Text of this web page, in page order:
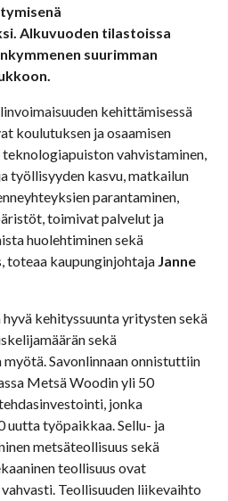
Alkuvuoden tilastoissa
suurimman
kehittämisessä
koulutuksen ja osaamisen
vahvistaminen,
työllisyyden kasvu, matkailun
parantaminen,
toimivat palvelut ja
huolehtiminen sekä
toteaa kaupunginjohtaja Janne
hyvä kehityssuunta yritysten sekä
sekä
Savonlinnaan onnistuttiin
Metsä Woodin yli 50
jonka
uutta työpaikkaa. Sellu- ja
metsäteollisuus sekä
teollisuus ovat
Teollisuuden liikevaihto